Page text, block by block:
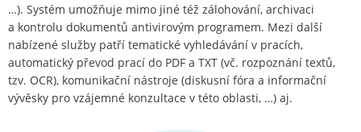
…). Systém umožňuje mimo jiné též zálohování, archivaci
a kontrolu dokumentů antivirovým programem. Mezi další
nabízené služby patří tematické vyhledávání v pracích,
automatický převod prací do PDF a TXT (vč. rozpoznání textů,
tzv. OCR), komunikační nástroje (diskusní fóra a informační
vývěsky pro vzájemné konzultace v této oblasti, …) aj.